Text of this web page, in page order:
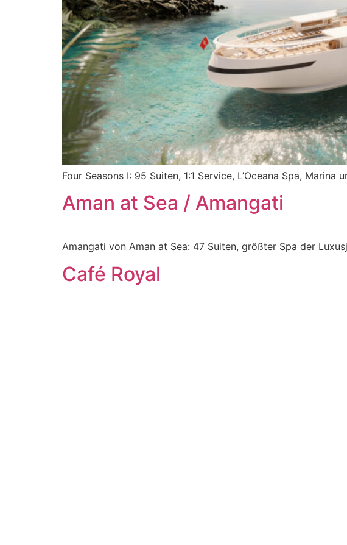
Four Seasons I: 95 Suiten, 1:1 Service, L’Oceana Spa,
Aman at Sea / Amangati
Amangati von Aman at Sea: 47 Suiten, größter Spa der
Café Royal